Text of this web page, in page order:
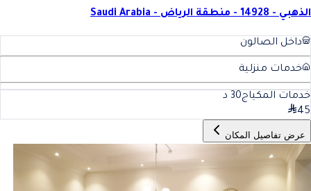
الذهبي - 14928 - منطقة الرياض - Saudi Arabia
داخل الصالون
خدمات منزلية
خدمات المكياج30 د
45
عرض تفاصيل المكان